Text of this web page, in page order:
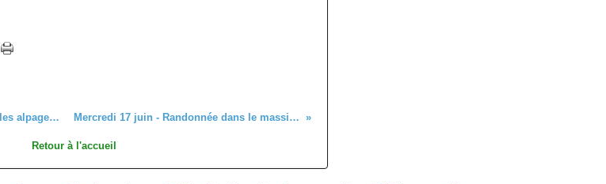
Du 18 au 21 juillet - Séjour sur les alpages de Grindelwald (2) Mercredi 17 juin - Randonnée dans le massif du Ballon d'Alsace
Retour à l'accueil